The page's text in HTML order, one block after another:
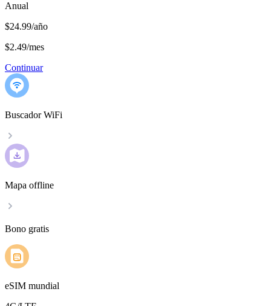
Anual
$24.99/año
$2.49/mes
Continuar
Buscador WiFi
Mapa offline
Bono gratis
eSIM mundial